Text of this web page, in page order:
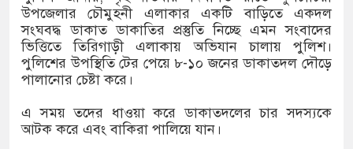
উপজেলার চৌমুহনী এলাকার একটি বাড়িতে একদল
সংঘবদ্ধ ডাকাত ডাকাতির প্রস্তুতি নিচ্ছে এমন সংবাদের
ভিত্তিতে তিরিগাড়ী এলাকায় অভিযান চালায় পুলিশ।
পুলিশের উপস্থিতি টের পেয়ে ৮-১০ জনের ডাকাতদল দৌড়ে
পালানোর চেষ্টা করে।
এ সময় তদের ধাওয়া করে ডাকাতদলের চার সদস্যকে
আটক করে এবং বাকিরা পালিয়ে যান।